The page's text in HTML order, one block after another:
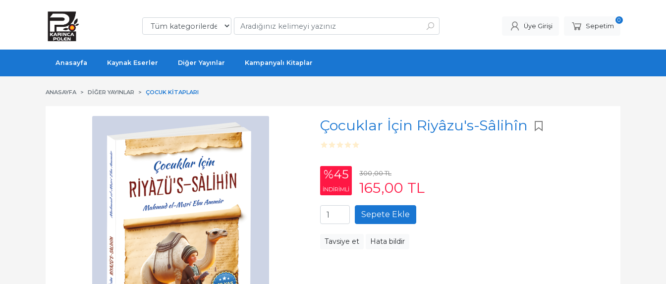
Üye Girişi Sepetim
0
Anasayfa Kaynak Eserler Diğer Yayınlar Kampanyalı Kitaplar
ANASAYFA DIĞER YAYINLAR ÇOCUK KITAPLARI
Çocuklar İçin Riyâzu's-Sâlihîn
%45
INDIRIMLI
300,00TL
165,00 TL
Sepete Ekle
Tavsiye et Hata bildir